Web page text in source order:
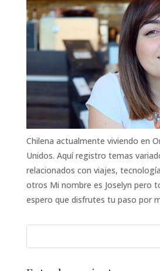
Chilena actualmente viviendo en
Unidos. Aquí registro temas
relacionados con viajes,
otros Mi nombre es Joselyn pero
espero que disfrutes tu paso por